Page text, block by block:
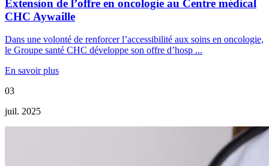
Extension de l’offre en oncologie au Centre médical
CHC Aywaille
Dans une volonté de renforcer l’accessibilité aux soins en oncologie,
le Groupe santé CHC développe son offre d’hosp ...
En savoir plus
03
juil. 2025